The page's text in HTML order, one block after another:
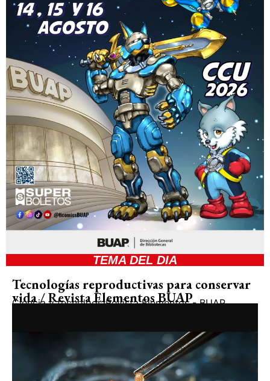
TEMA DEL DIA
Tecnologías reproductivas para conservar
vida / Revista Elementos BUAP
Ciencia y tecnologíaRevista Elementos - BUAP